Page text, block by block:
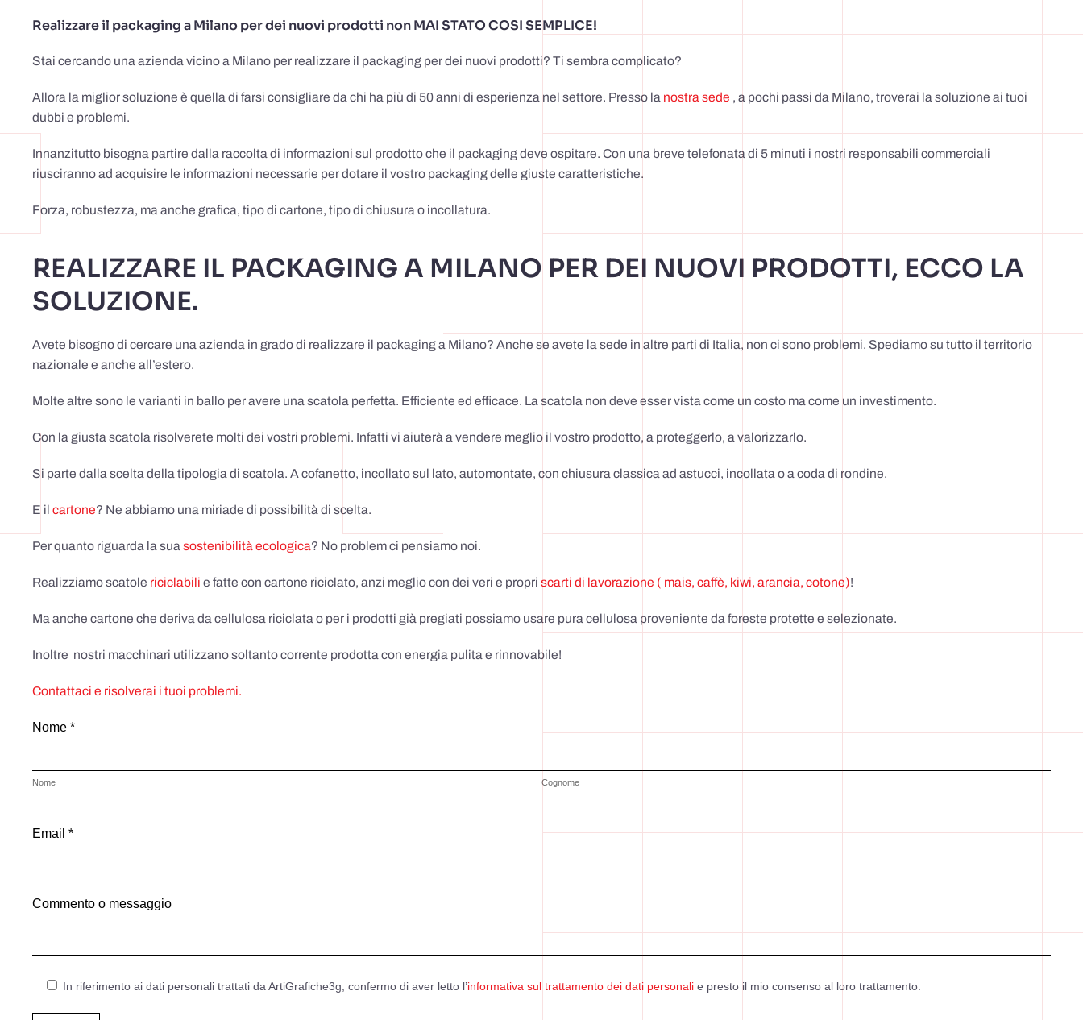
Realizzare il packaging a Milano per dei nuovi prodotti non MAI STATO COSI SEMPLICE!
Stai cercando una azienda vicino a Milano per realizzare il packaging per dei nuovi prodotti? Ti sembra complicato?
Allora la miglior soluzione è quella di farsi consigliare da chi ha più di 50 anni di esperienza nel settore. Presso la nostra sede , a pochi passi da Milano, troverai la soluzione ai tuoi
dubbi e problemi.
Innanzitutto bisogna partire dalla raccolta di informazioni sul prodotto che il packaging deve ospitare. Con una breve telefonata di 5 minuti i nostri responsabili commerciali
riusciranno ad acquisire le informazioni necessarie per dotare il vostro packaging delle giuste caratteristiche.
Forza, robustezza, ma anche grafica, tipo di cartone, tipo di chiusura o incollatura.
REALIZZARE IL PACKAGING A MILANO PER DEI NUOVI PRODOTTI, ECCO LA
SOLUZIONE.
Avete bisogno di cercare una azienda in grado di realizzare il packaging a Milano? Anche se avete la sede in altre parti di Italia, non ci sono problemi. Spediamo su tutto il territorio
nazionale e anche all’estero.
Molte altre sono le varianti in ballo per avere una scatola perfetta. Efficiente ed efficace. La scatola non deve esser vista come un costo ma come un investimento.
Con la giusta scatola risolverete molti dei vostri problemi. Infatti vi aiuterà a vendere meglio il vostro prodotto, a proteggerlo, a valorizzarlo.
Si parte dalla scelta della tipologia di scatola. A cofanetto, incollato sul lato, automontate, con chiusura classica ad astucci, incollata o a coda di rondine.
E il cartone? Ne abbiamo una miriade di possibilità di scelta.
Per quanto riguarda la sua sostenibilità ecologica? No problem ci pensiamo noi.
Realizziamo scatole riciclabili e fatte con cartone riciclato, anzi meglio con dei veri e propri scarti di lavorazione ( mais, caffè, kiwi, arancia, cotone)!
Ma anche cartone che deriva da cellulosa riciclata o per i prodotti già pregiati possiamo usare pura cellulosa proveniente da foreste protette e selezionate.
Inoltre nostri macchinari utilizzano soltanto corrente prodotta con energia pulita e rinnovabile!
Contattaci e risolverai i tuoi problemi.
Nome *
Nome Cognome
Email *
Commento o messaggio
In riferimento ai dati personali trattati da ArtiGrafiche3g, confermo di aver letto l’informativa sul trattamento dei dati personali e presto il mio consenso al loro trattamento.